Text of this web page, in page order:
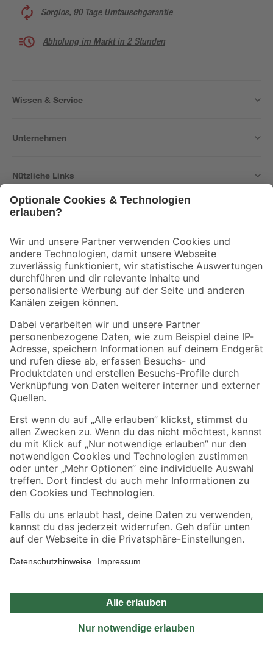
Sorglos, 90 Tage Umtauschgarantie
Abholung im Markt in 2 Stunden
Wissen & Service
Unternehmen
Nützliche Links
Der toom Newsletter: Keine Angebote und Aktionen mehr verpassen!
Zur Newsletter Anmeldung
Folge uns
Zahlungsarten Versandarten
Sicher einkaufen
Jetzt die toom-App herunterladen
Alle Preisangaben in EUR inkl. gesetzl. MwSt.. Die dargestellten Angebote sind unter
Umständen nicht in allen Märkten verfügbar. Die angegebenen Verfügbarkeiten beziehen
Produkte nur solange der Vorrat reicht.
*Paketversand ab 59 € versandkostenfrei, gilt nicht für Artikel mit Speditionsversand, hier
Privatsphäre Impressum
Nutzungsbedingungen
Widerrufsrecht
Vertrag widerrufen